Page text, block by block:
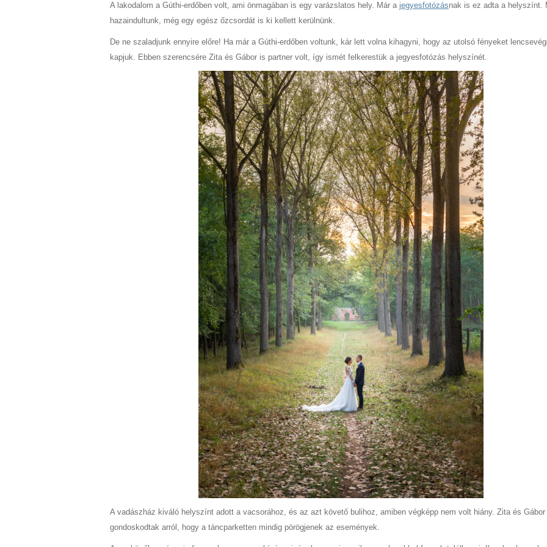
A lakodalom a Gúthi-erdőben volt, ami önmagában is egy varázslatos hely. Már a jegyesfotózásnak is ez adta a helyszínt.
hazaindultunk, még egy egész őzcsordát is ki kellett kerülnünk.
De ne szaladjunk ennyire előre! Ha már a Gúthi-erdőben voltunk, kár lett volna kihagyni, hogy az utolsó fényeket
kapjuk. Ebben szerencsére Zita és Gábor is partner volt, így ismét felkerestük a jegyesfotózás helyszínét.
A vadászház kiváló helyszínt adott a vacsorához, és az azt követő bulihoz, amiben végképp nem volt hiány. Zita és Gábor
gondoskodtak arról, hogy a táncparketten mindig pörögjenek az események.